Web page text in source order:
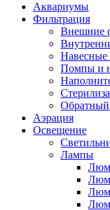
Аквариумы
Фильтрация
Внешние
Навесные
Помпы и
Обратный
Аэрация
Освещение
Лампы